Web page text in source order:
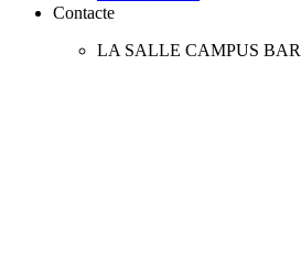
Contacte
LA SALLE CAMPUS